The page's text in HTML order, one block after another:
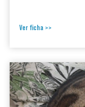
Ver ficha >>